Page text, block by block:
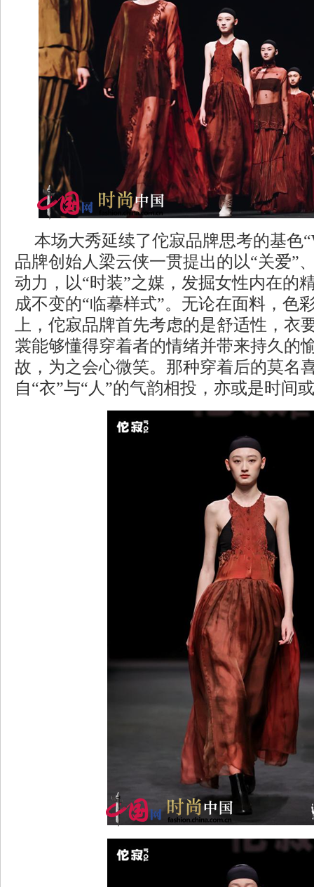
本场大秀延续了佗寂品牌思考的基色
品牌创始人梁云侠一贯提出的以“关爱”
动力，以“时装”之媒，发掘女性内在的
成不变的“临摹样式”。无论在面料，色
上，佗寂品牌首先考虑的是舒适性，衣
裳能够懂得穿着者的情绪并带来持久的
故，为之会心微笑。那种穿着后的莫名
自“衣”与“人”的气韵相投，亦或是时间